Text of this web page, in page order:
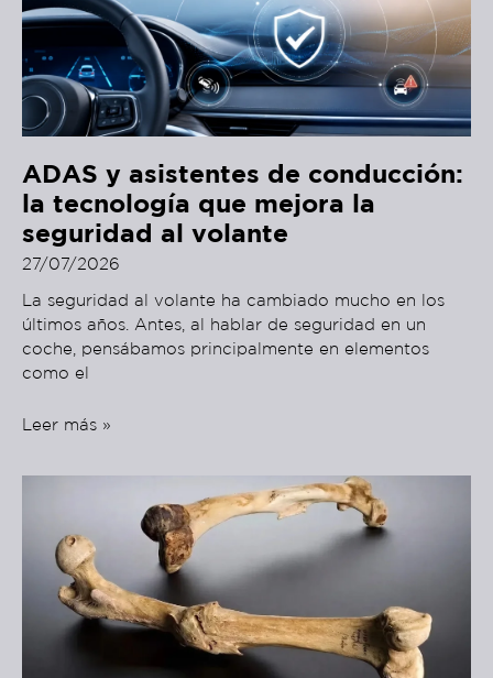
ADAS y asistentes de conducción:
la tecnología que mejora la
seguridad al volante
27/07/2026
La seguridad al volante ha cambiado mucho en los
últimos años. Antes, al hablar de seguridad en un
coche, pensábamos principalmente en elementos
como el
Leer más »